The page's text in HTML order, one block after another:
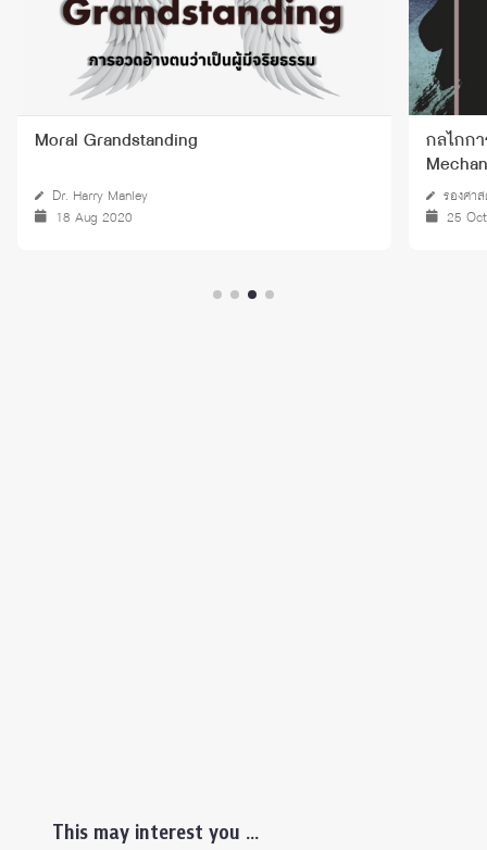
Moral Grandstanding
Dr. Harry Manley
18 Aug 2020
กลไกก
รองศา
25
This may interest you ...